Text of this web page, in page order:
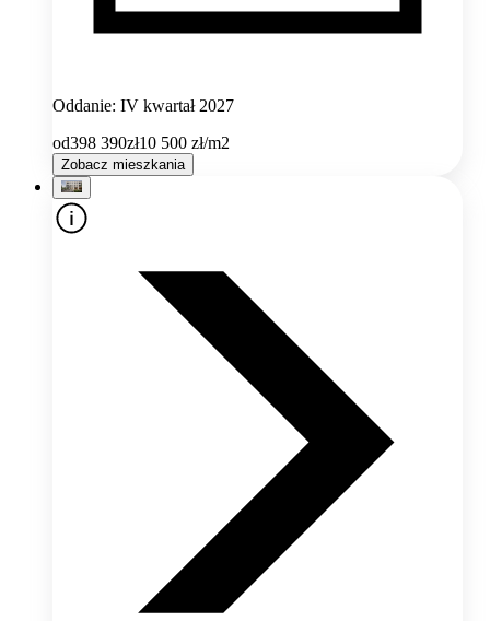
Oddanie: IV kwartał 2027
od398 390zł10 500 zł/m2
Zobacz mieszkania